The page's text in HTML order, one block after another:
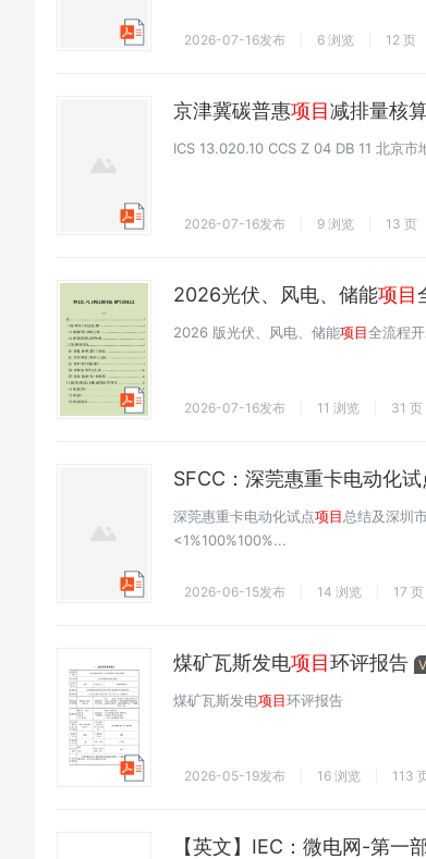
2026-07-16发布 6 浏览 12 页
京津冀碳普惠项目减排量核
ICS 13.020.10 CCS Z 04 DB 11 北京
2026-07-16发布 9 浏览 13 页
2026光伏、风电、储能项目
2026 版光伏、风电、储能项目全流程
2026-07-16发布 11 浏览 31 页
SFCC：深莞惠重卡电动化
深莞惠重卡电动化试点项目总结及深圳
<1%100%100%...
2026-06-15发布 14 浏览 17 页
煤矿瓦斯发电项目环评报告
煤矿瓦斯发电项目环评报告
2026-05-19发布 16 浏览 113
【英文】IEC：微电网-第一